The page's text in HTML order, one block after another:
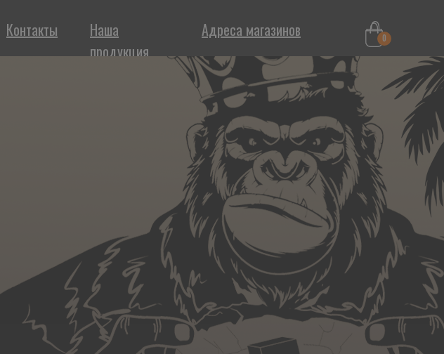
Контакты
Наша
продукция
Адреса магазинов 0